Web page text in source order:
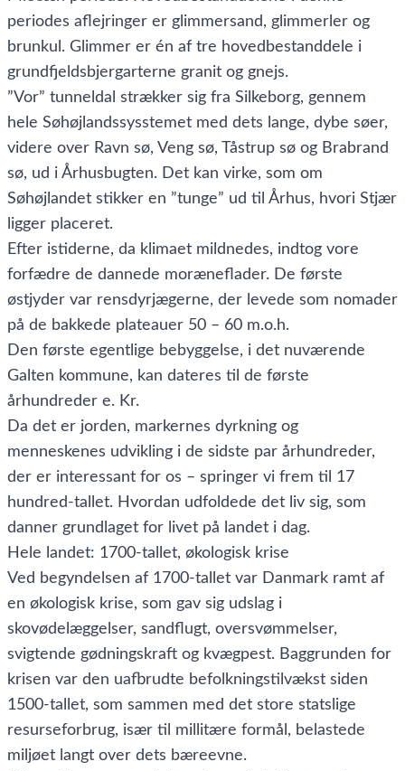
periodes aflejringer er glimmersand, glimmerler og
brunkul. Glimmer er én af tre hovedbestanddele i
grundfjeldsbjergarterne granit og gnejs.
”Vor” tunneldal strækker sig fra Silkeborg, gennem
hele Søhøjlandssysstemet med dets lange, dybe søer,
videre over Ravn sø, Veng sø, Tåstrup sø og Brabrand
sø, ud i Århusbugten. Det kan virke, som om
Søhøjlandet stikker en ”tunge” ud til Århus, hvori Stjær
ligger placeret.
Efter istiderne, da klimaet mildnedes, indtog vore
forfædre de dannede moræneflader. De første
østjyder var rensdyrjægerne, der levede som nomader
på de bakkede plateauer 50 – 60 m.o.h.
Den første egentlige bebyggelse, i det nuværende
Galten kommune, kan dateres til de første
århundreder e. Kr.
Da det er jorden, markernes dyrkning og
menneskenes udvikling i de sidste par århundreder,
der er interessant for os – springer vi frem til 17
hundred-tallet. Hvordan udfoldede det liv sig, som
danner grundlaget for livet på landet i dag.
Hele landet: 1700-tallet, økologisk krise
Ved begyndelsen af 1700-tallet var Danmark ramt af
en økologisk krise, som gav sig udslag i
skovødelæggelser, sandflugt, oversvømmelser,
svigtende gødningskraft og kvægpest. Baggrunden for
krisen var den uafbrudte befolkningstilvækst siden
1500-tallet, som sammen med det store statslige
resurseforbrug, især til millitære formål, belastede
miljøet langt over dets bæreevne.